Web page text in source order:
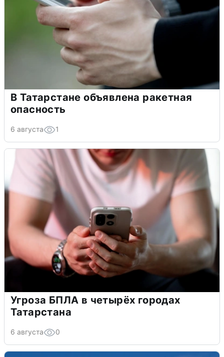
В Татарстане объявлена ракетная
опасность
6 августа 1
Угроза БПЛА в четырёх городах
Татарстана
6 августа 0